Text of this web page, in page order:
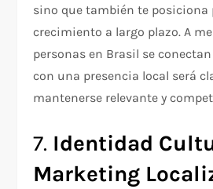
sino que también te posiciona
crecimiento a largo plazo. A
personas en Brasil se
con una presencia local será
mantenerse relevante y
7. Identidad
Marketing